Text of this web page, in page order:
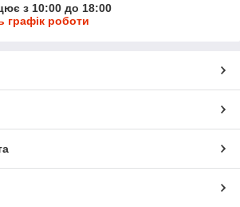
з 10:00 до 18:00
графік роботи